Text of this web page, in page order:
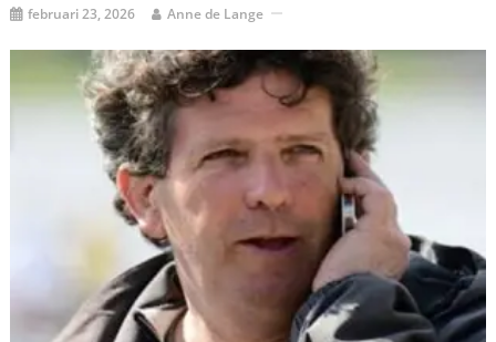
februari 23, 2026 Anne de Lange